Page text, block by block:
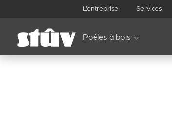
L’entreprise Services
Poêles à bois